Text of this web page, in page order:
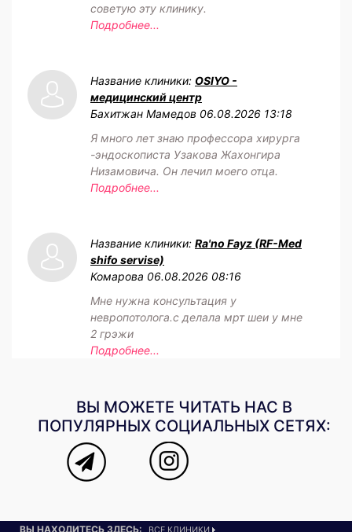
советую эту клинику.
Подробнее...
Название клиники: OSIYO -
медицинский центр
Бахитжан Мамедов 06.08.2026 13:18
Я много лет знаю профессора хирурга
-эндоскописта Узакова Жахонгира
Низамовича. Он лечил моего отца.
Подробнее...
Название клиники: Ra'no Fayz (RF-Med
shifo servise)
Комарова 06.08.2026 08:16
Мне нужна консультация у
невропотолога.с делала мрт шеи у мне
2 грэжи
Подробнее...
ВЫ МОЖЕТЕ ЧИТАТЬ НАС В
ПОПУЛЯРНЫХ СОЦИАЛЬНЫХ СЕТЯХ:
ВЫ НАХОДИТЕСЬ ЗДЕСЬ: ВСЕ КЛИНИКИ